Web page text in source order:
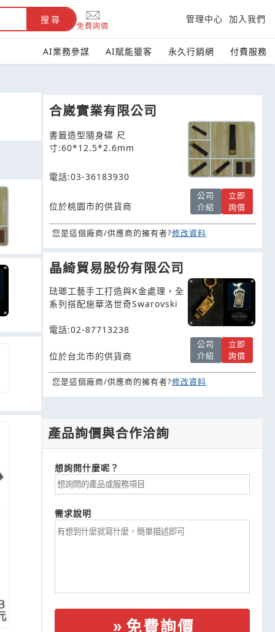
搜尋
免費詢價
管理中心 加入我們
AI業務參謀 AI賦能獵客 永久行銷網 付費服務
合崴實業有限公司
書籤造型隨身碟 尺
寸:60*12.5*2.6mm
電話:03-36183930
位於桃園市的供貨商
公司
介紹
立即
詢價
您是這個廠商/供應商的擁有者?修改資料
晶綺貿易股份有限公司
琺瑯工藝手工打造與K金處理，全
系列搭配施華洛世奇Swarovski
電話:02-87713238
位於台北市的供貨商
公司
介紹
立即
詢價
您是這個廠商/供應商的擁有者?修改資料
產品詢價與合作洽詢
想詢問什麼呢？
需求說明
免費詢價